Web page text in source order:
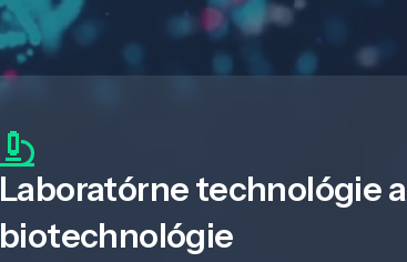
Laboratórne technológie a
biotechnológie